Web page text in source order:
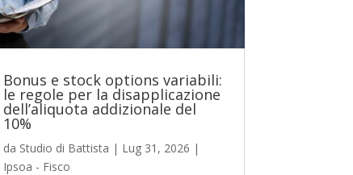
Bonus e stock options variabili:
le regole per la disapplicazione
dell’aliquota addizionale del
10%
da Studio di Battista | Lug 31, 2026 |
Ipsoa - Fisco